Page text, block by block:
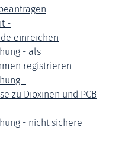
-
einreichen
- als
registrieren
-
zu Dioxinen und PCB
- nicht sichere